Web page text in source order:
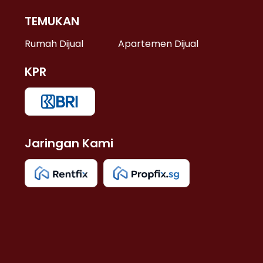
TEMUKAN
Rumah Dijual Apartemen Dijual
KPR
Jaringan Kami